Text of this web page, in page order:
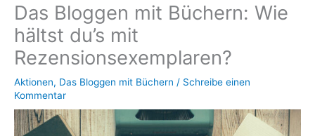
Das Bloggen mit Büchern: Wie
hältst du’s mit
Rezensionsexemplaren?
Aktionen, Das Bloggen mit Büchern / Schreibe einen
Kommentar